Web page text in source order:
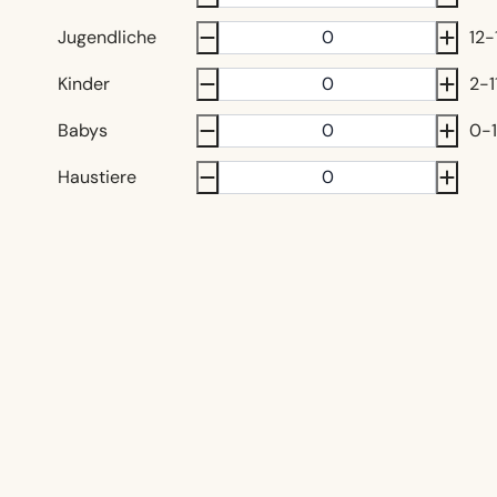
Jugendliche
12-
Kinder
2-
Babys
0-1
Haustiere